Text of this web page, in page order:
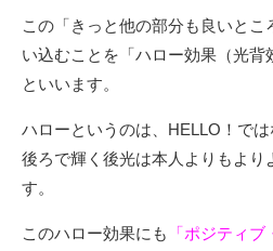
この「きっと他の部分も良いと
い込むことを「ハロー効果（光背
といいます。
ハローというのは、HELLO！で
後ろで輝く後光は本人よりもより
す。
このハロー効果にも 「ポジティブ